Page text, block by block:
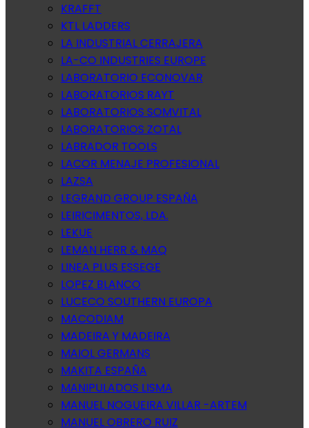
KRAFFT
KTL LADDERS
LA INDUSTRIAL CERRAJERA
LA-CO INDUSTRIES EUROPE
LABORATORIO ECONOVAR
LABORATORIOS RAYT
LABORATORIOS SOMVITAL
LABORATORIOS ZOTAL
LABRADOR TOOLS
LACOR MENAJE PROFESIONAL
LAZSA
LEGRAND GROUP ESPAÑA
LEIRICIMENTOS, LDA.
LEKUE
LEMAN HERR & MAQ
LINEA PLUS ESSEGE
LOPEZ BLANCO
LUCECO SOUTHERN EUROPA
MACODIAM
MADEIRA Y MADEIRA
MAIOL GERMANS
MAKITA ESPAÑA
MANIPULADOS LISMA
MANUEL NOGUEIRA VILLAR -ARTEM
MANUEL OBRERO RUIZ